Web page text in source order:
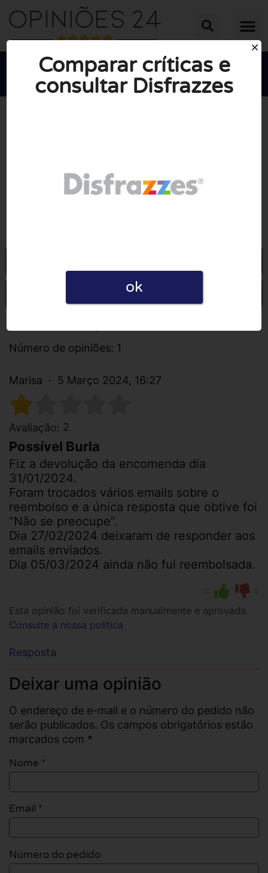

Escrever uma opinião
Número de opiniões: 1
Marisa 5 Março 2024, 16:27
Avaliação: 2
Possível Burla
Fiz a devolução da encomenda dia
31/01/2024.
Foram trocados vários emails sobre o
reembolso e a única resposta que obtive foi
“Não se preocupe”.
Dia 27/02/2024 deixaram de responder aos
emails enviados.
Dia 05/03/2024 ainda não fui reembolsada.
Esta opinião foi verificada manualmente e aprovada.
Consulte a nossa política
Resposta
Deixar uma opinião
O endereço de e-mail e o número do pedido não
serão publicados. Os campos obrigatórios estão
marcados com *
Nome *
Email *
Número do pedido
Comparar críticas e
consultar Disfrazzes
ok